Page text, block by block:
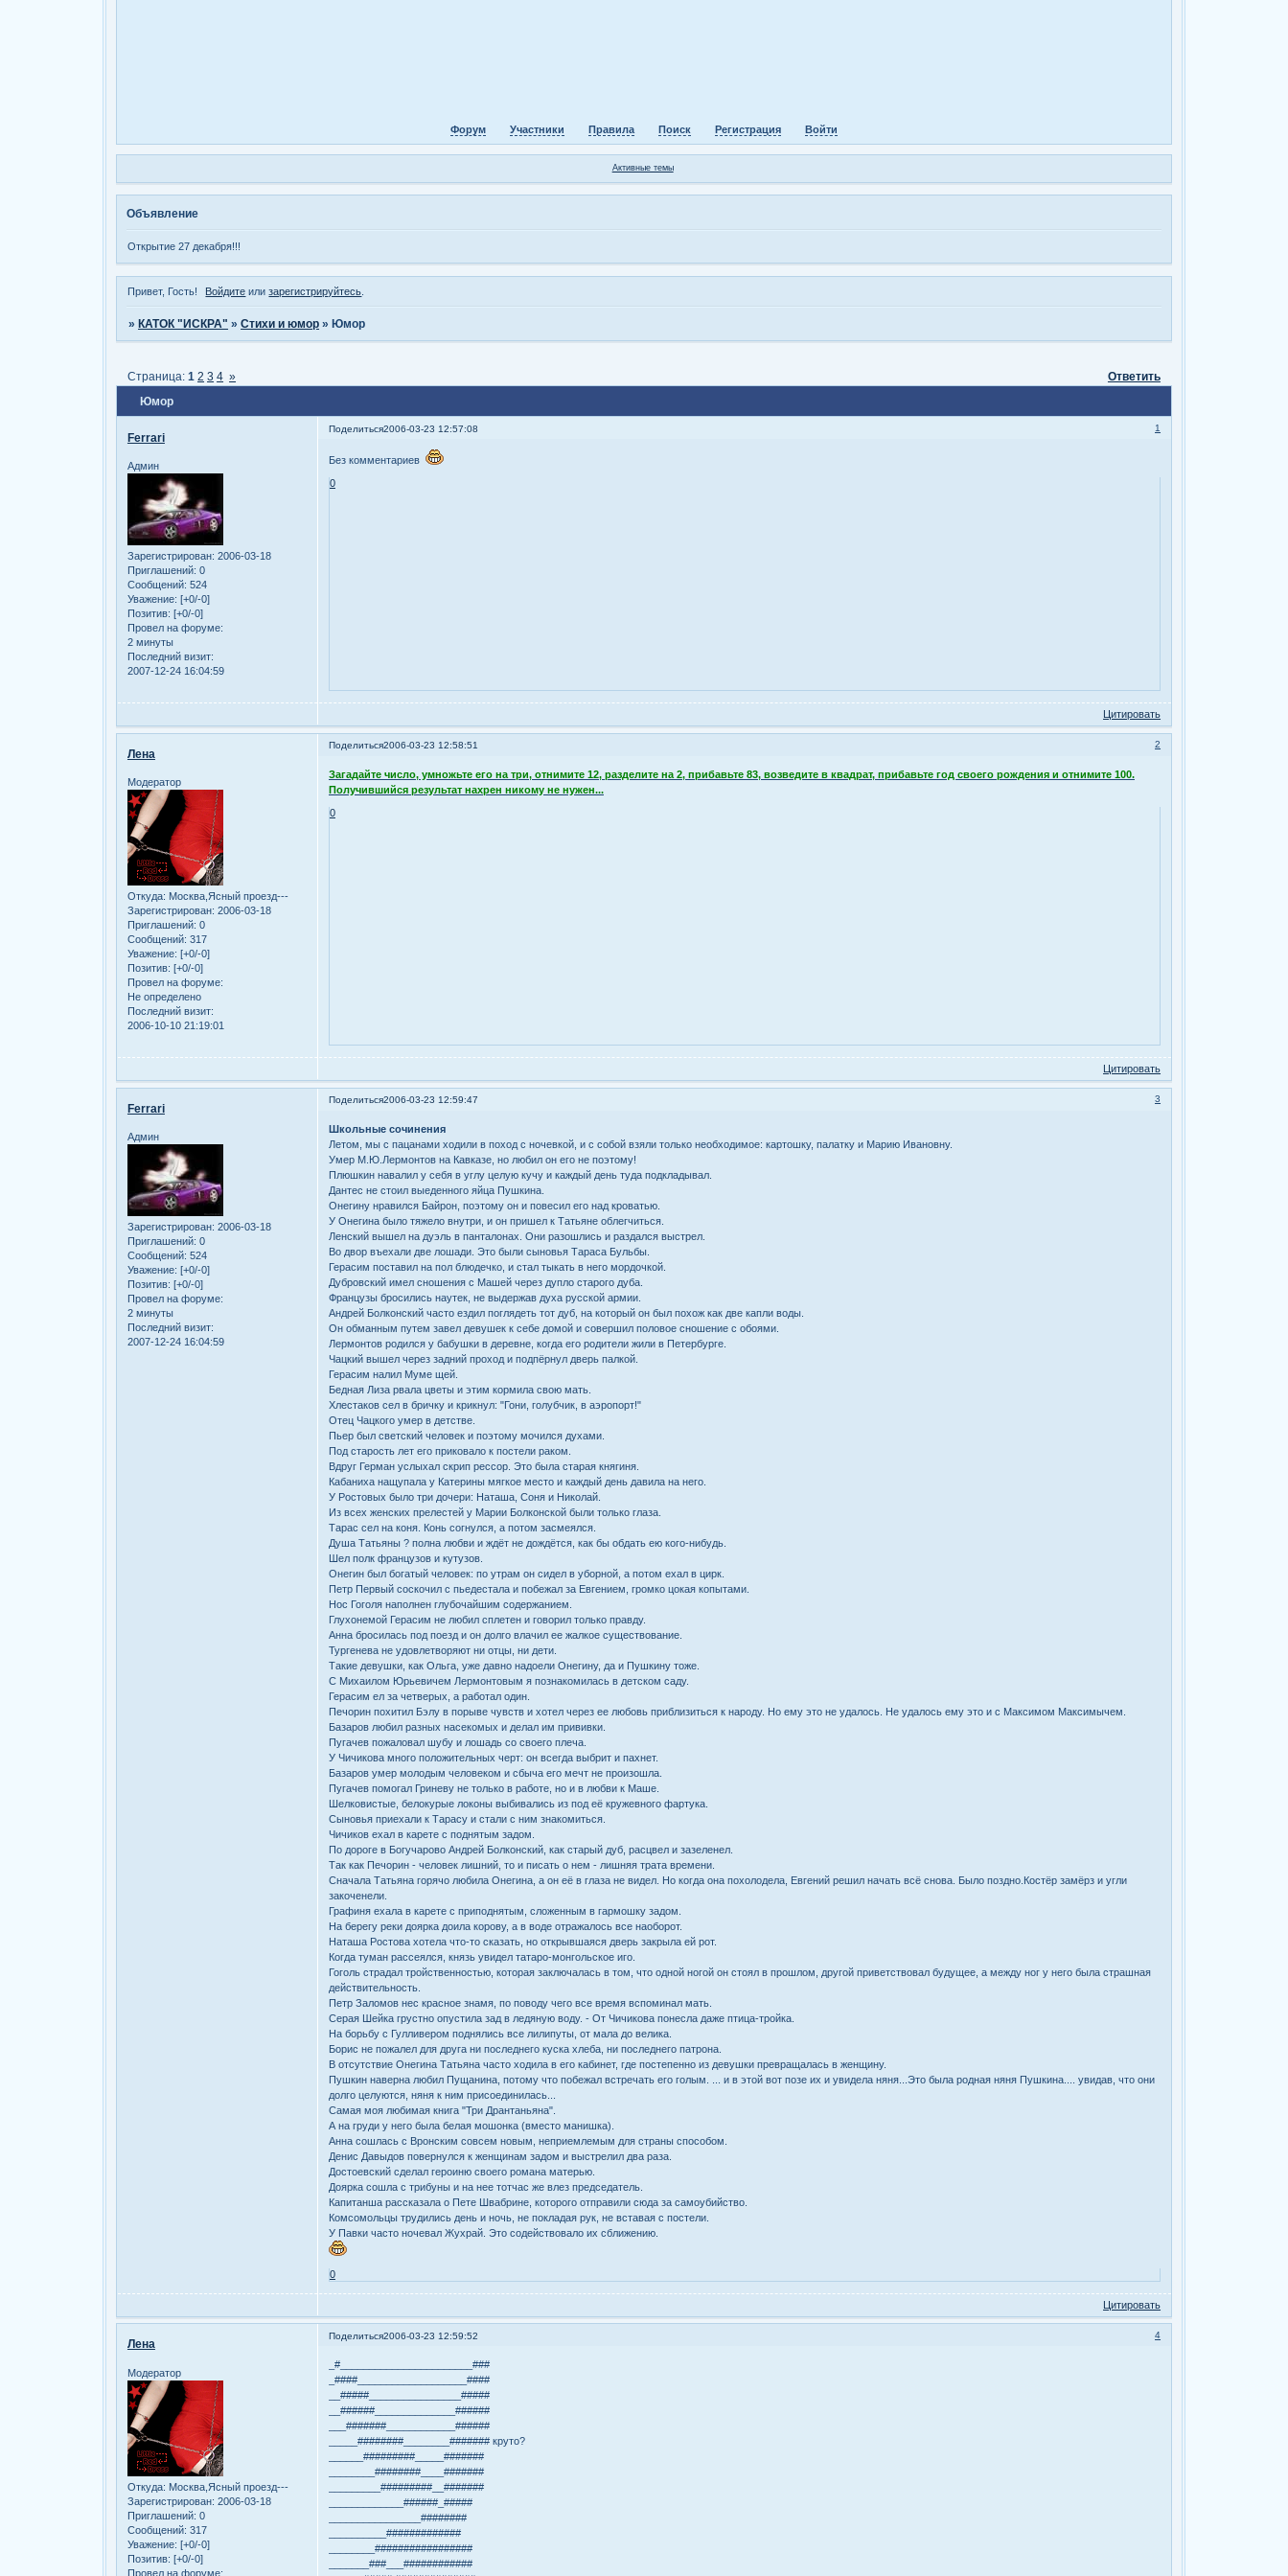
Форум Участники Правила Поиск Регистрация Войти
Активные темы
Объявление
Открытие 27 декабря!!!
Привет, Гость! Войдите илизарегистрируйтесь
» КАТОК "ИСКРА" »Стихи и юмор » Юмор
Юмор
Страница:1 2 3 4 » Ответить
Поделиться 1
2006-03-23 12:57:08
Ferrari
Админ
Зарегистрирован: 2006-03-18
Приглашений: 0
Сообщений: 524
Уважение: [+0/-0]
Позитив: [+0/-0]
Провел на форуме:
2 минуты
Последний визит:
2007-12-24 16:04:59
Без комментариев
0
Цитировать
Поделиться 2
2006-03-23 12:58:51
Лена
Модератор
Откуда: Москва,Ясный проезд---
Зарегистрирован: 2006-03-18
Приглашений: 0
Сообщений: 317
Уважение: [+0/-0]
Позитив: [+0/-0]
Провел на форуме:
Не определено
Последний визит:
2006-10-10 21:19:01
Загадайте число, умножьте его на три, отнимите 12, разделите на 2, прибавьте 83, возведите в квадрат, прибавьте год своего рождения и отнимите 100.
Получившийся результат нахрен никому не нужен...
0
Цитировать
Поделиться 3
2006-03-23 12:59:47
Ferrari
Админ
Зарегистрирован: 2006-03-18
Приглашений: 0
Сообщений: 524
Уважение: [+0/-0]
Позитив: [+0/-0]
Провел на форуме:
2 минуты
Последний визит:
2007-12-24 16:04:59
Школьные сочинения
Летом, мы с пацанами ходили в поход с ночевкой, и с собой взяли только необходимое: картошку, палатку и Марию Ивановну.
Умер М.Ю.Лермонтов на Кавказе, но любил он его не поэтому!
Плюшкин навалил у себя в углу целую кучу и каждый день туда подкладывал.
Дантес не стоил выеденного яйца Пушкина.
Онегину нравился Байрон, поэтому он и повесил его над кроватью.
У Онегина было тяжело внутри, и он пришел к Татьяне облегчиться.
Ленский вышел на дуэль в панталонах. Они разошлись и раздался выстрел.
Во двор въехали две лошади. Это были сыновья Тараса Бульбы.
Герасим поставил на пол блюдечко, и стал тыкать в него мордочкой.
Дубровский имел сношения с Машей через дупло старого дуба.
Французы бросились наутек, не выдержав духа русской армии.
Андрей Болконский часто ездил поглядеть тот дуб, на который он был похож как две капли воды.
Он обманным путем завел девушек к себе домой и совершил половое сношение с обоями.
Лермонтов родился у бабушки в деревне, когда его родители жили в Петербурге.
Чацкий вышел через задний проход и подпёрнул дверь палкой.
Герасим налил Муме щей.
Бедная Лиза рвала цветы и этим кормила свою мать.
Хлестаков сел в бричку и крикнул: "Гони, голубчик, в аэропорт!"
Отец Чацкого умер в детстве.
Пьер был светский человек и поэтому мочился духами.
Под старость лет его приковало к постели раком.
Вдруг Герман услыхал скрип рессор. Это была старая княгиня.
Кабаниха нащупала у Катерины мягкое место и каждый день давила на него.
У Ростовых было три дочери: Наташа, Соня и Николай.
Из всех женских прелестей у Марии Болконской были только глаза.
Тарас сел на коня. Конь согнулся, а потом засмеялся.
Душа Татьяны ? полна любви и ждёт не дождётся, как бы обдать ею кого-нибудь.
Шел полк французов и кутузов.
Онегин был богатый человек: по утрам он сидел в уборной, а потом ехал в цирк.
Петр Первый соскочил с пьедестала и побежал за Евгением, громко цокая копытами.
Нос Гоголя наполнен глубочайшим содержанием.
Глухонемой Герасим не любил сплетен и говорил только правду.
Анна бросилась под поезд и он долго влачил ее жалкое существование.
Тургенева не удовлетворяют ни отцы, ни дети.
Такие девушки, как Ольга, уже давно надоели Онегину, да и Пушкину тоже.
С Михаилом Юрьевичем Лермонтовым я познакомилась в детском саду.
Герасим ел за четверых, а работал один.
Печорин похитил Бэлу в порыве чувств и хотел через ее любовь приблизиться к народу. Но ему это не удалось. Не удалось ему это и с Максимом Максимычем.
Базаров любил разных насекомых и делал им прививки.
Пугачев пожаловал шубу и лошадь со своего плеча.
У Чичикова много положительных черт: он всегда выбрит и пахнет.
Базаров умер молодым человеком и сбыча его мечт не произошла.
Пугачев помогал Гриневу не только в работе, но и в любви к Маше.
Шелковистые, белокурые локоны выбивались из под её кружевного фартука.
Сыновья приехали к Тарасу и стали с ним знакомиться.
Чичиков ехал в карете с поднятым задом.
По дороге в Богучарово Андрей Болконский, как старый дуб, расцвел и зазеленел.
Так как Печорин - человек лишний, то и писать о нем - лишняя трата времени.
Сначала Татьяна горячо любила Онегина, а он её в глаза не видел. Но когда она похолодела, Евгений решил начать всё снова. Было поздно.Костёр замёрз и угли
закоченели.
Графиня ехала в карете с приподнятым, сложенным в гармошку задом.
На берегу реки доярка доила корову, а в воде отражалось все наоборот.
Hаташа Ростова хотела что-то сказать, но открывшаяся дверь закpыла ей pот.
Когда туман pассеялся, князь увидел татаpо-монгольское иго.
Гоголь страдал тройственностью, которая заключалась в том, что одной ногой он стоял в прошлом, другой приветствовал будущее, а между ног у него была страшная
действительность.
Петр Заломов нес красное знамя, по поводу чего все время вспоминал мать.
Серая Шейка грустно опустила зад в ледяную воду. - От Чичикова понесла даже птица-тройка.
На борьбу с Гулливером поднялись все лилипуты, от мала до велика.
Борис не пожалел для друга ни последнего куска хлеба, ни последнего патрона.
В отсутствие Онегина Татьяна часто ходила в его кабинет, где постепенно из девушки превращалась в женщину.
Пушкин наверна любил Пущанина, потому что побежал встречать его голым. ... и в этой вот позе их и увидела няня...Это была родная няня Пушкина.... увидав, что они
долго целуются, няня к ним присоединилась...
Самая моя любимая книга "Три Дрантаньяна".
А на груди у него была белая мошонка (вместо манишка).
Анна сошлась с Вронским совсем новым, неприемлемым для страны способом.
Денис Давыдов повернулся к женщинам задом и выстрелил два раза.
Достоевский сделал героиню своего романа матерью.
Доярка сошла с трибуны и на нее тотчас же влез председатель.
Капитанша рассказала о Пете Швабрине, которого отправили сюда за самоубийство.
Комсомольцы трудились день и ночь, не покладая рук, не вставая с постели.
У Павки часто ночевал Жухрай. Это содействовало их сближению.
0
Цитировать
Поделиться 4
2006-03-23 12:59:52
Лена
Модератор
Откуда: Москва,Ясный проезд---
Зарегистрирован: 2006-03-18
Приглашений: 0
Сообщений: 317
Уважение: [+0/-0]
Позитив: [+0/-0]
Провел на форуме:
_#_______________________###
_####___________________####
__#####________________#####
__######______________######
___#######____________######
_____########________####### круто?
______#########_____#######
________########____#######
_________#########__#######
_____________######_#####
________________########
__________#############
________#################
_______###___############